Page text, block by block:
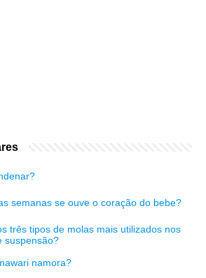
semanas se ouve o coração do bebe?
três tipos de molas mais utilizados nos
suspensão?
namora?